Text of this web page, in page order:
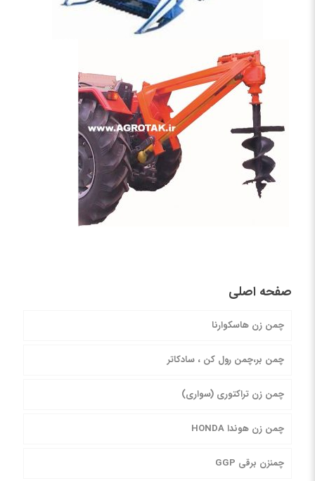
صفحه اصلی
چمن زن هاسکوارنا
چمن بر،چمن رول کن ، سادکاتر
چمن زن تراکتوری (سواری)
چمن زن هوندا HONDA
چمنزن برقی GGP